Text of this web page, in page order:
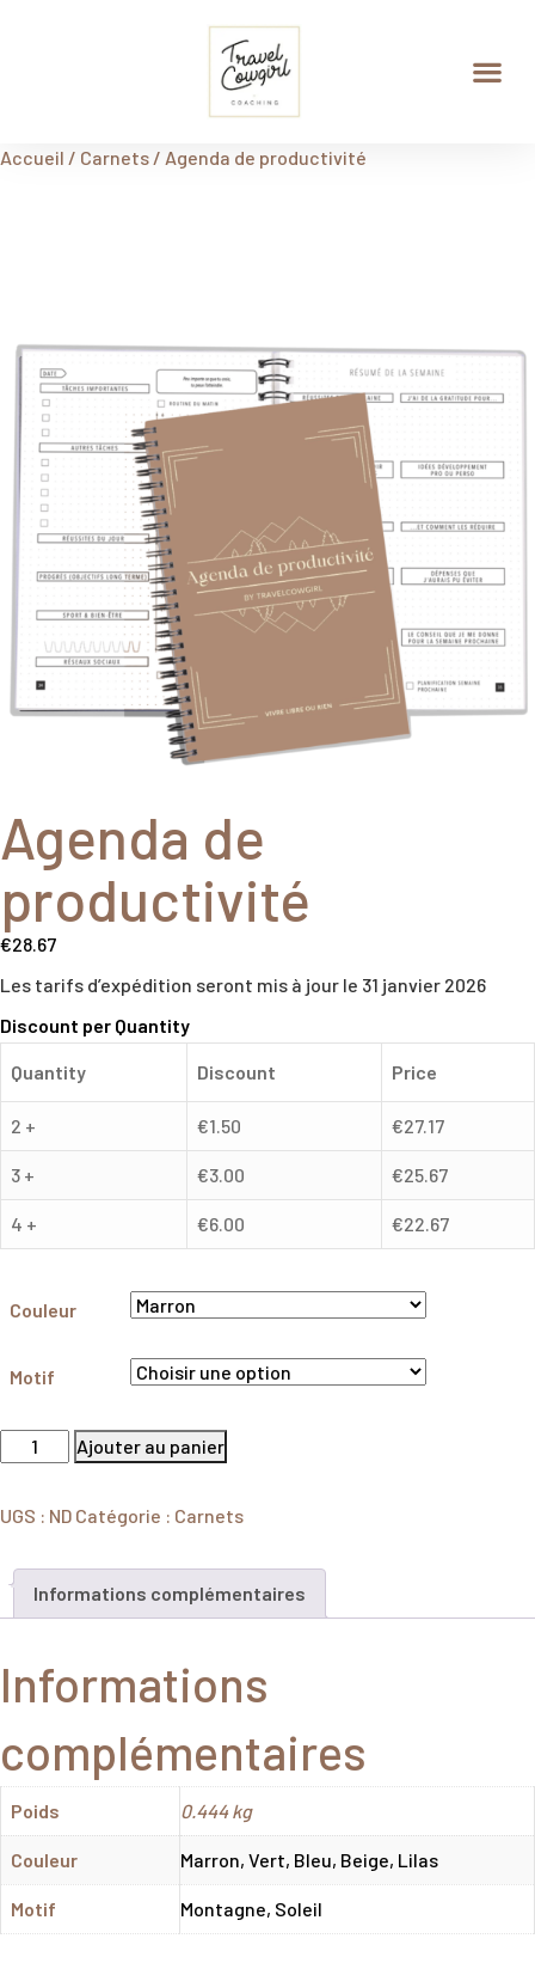
Accueil / Carnets / Agenda de productivité
Agenda de
productivité
€28.67
Les tarifs d’expédition seront mis à jour le 31 janvier 2026
Discount per Quantity
Quantity Discount Price
2 + €1.50 €27.17
3 + €3.00 €25.67
4 + €6.00 €22.67
Couleur
Motif
Ajouter au panier
UGS : ND Catégorie : Carnets
Informations complémentaires
Informations
complémentaires
Poids 0.444 kg
Couleur Marron, Vert, Bleu, Beige, Lilas
Motif Montagne, Soleil